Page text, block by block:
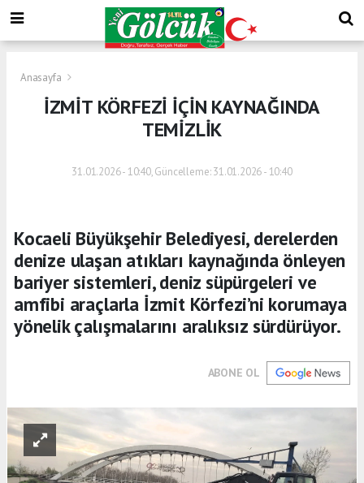
Anasayfa
İZMİT KÖRFEZİ İÇİN KAYNAĞINDA
TEMİZLİK
31.01.2026 - 10:40, Güncelleme: 31.01.2026 - 10:40
Kocaeli Büyükşehir Belediyesi, derelerden
denize ulaşan atıkları kaynağında önleyen
bariyer sistemleri, deniz süpürgeleri ve
amfibi araçlarla İzmit Körfezi’ni korumaya
yönelik çalışmalarını aralıksız sürdürüyor.
ABONE OL